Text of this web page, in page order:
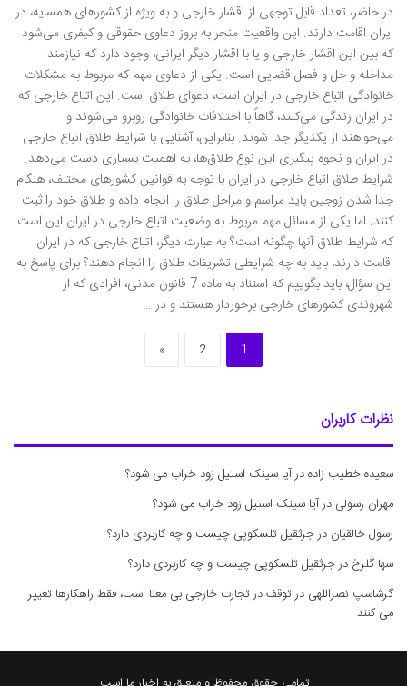
در حاضر، تعداد قابل توجهی از اقشار خارجی و به ویژه از کشورهای همسایه، در
ایران اقامت دارند. این واقعیت منجر به بروز دعاوی حقوقی و کیفری می‌شود
که بین این اقشار خارجی و یا با اقشار دیگر ایرانی، وجود دارد که نیازمند
مداخله و حل و فصل قضایی است. یکی از دعاوی مهم که مربوط به مشکلات
خانوادگی اتباع خارجی در ایران است، دعوای طلاق است. این اتباع خارجی که
در ایران زندگی می‌کنند، گاهاً با اختلافات خانوادگی روبرو می‌شوند و
می‌خواهند از یکدیگر جدا شوند. بنابراین، آشنایی با شرایط طلاق اتباع خارجی
در ایران و نحوه پیگیری این نوع طلاق‌ها، به اهمیت بسیاری دست می‌دهد.
شرایط طلاق اتباع خارجی در ایران با توجه به قوانین کشورهای مختلف، هنگام
جدا شدن زوجین باید مراسم و مراحل طلاق را انجام داده و طلاق خود را ثبت
کنند. اما یکی از مسائل مهم مربوط به وضعیت اتباع خارجی در ایران این است
که شرایط طلاق آنها چگونه است؟ به عبارت دیگر، اتباع خارجی که در ایران
اقامت دارند، باید به چه شرایطی تشریفات طلاق را انجام دهند؟ برای پاسخ به
این سؤال، باید بگوییم که استناد به ماده 7 قانون مدنی، افرادی که از
شهروندی کشورهای خارجی برخوردار هستند و در …
1
2
»
نظرات کاربران
سعیده خطیب زادهدرآیا سینک استیل زود خراب می شود؟
مهران رسولی درآیا سینک استیل زود خراب می شود؟
رسول خالقیان درجرثقیل تلسکوپی چیست و چه کاربردی دارد؟
سها گلرخ درجرثقیل تلسکوپی چیست و چه کاربردی دارد؟
گرشاسپ نصراللهی درتوقف در تجارت خارجی بی معنا است، فقط راهکارها تغییر
می کنند